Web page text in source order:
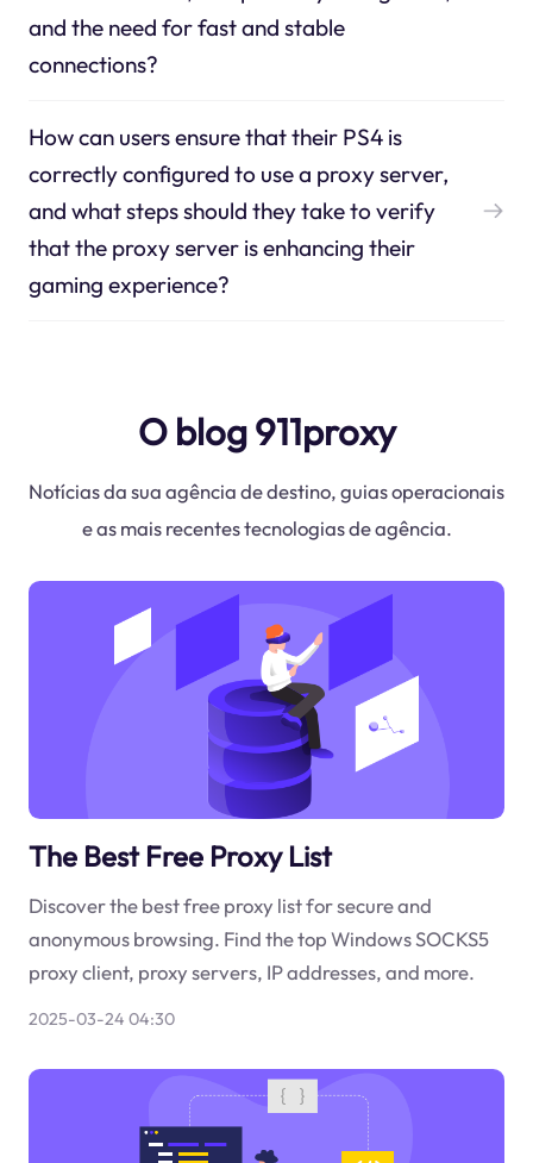
and the need for fast and stable
connections?
How can users ensure that their PS4 is
correctly configured to use a proxy server,
and what steps should they take to verify
that the proxy server is enhancing their
gaming experience?
O blog 911proxy
Notícias da sua agência de destino, guias operacionais
e as mais recentes tecnologias de agência.
The Best Free Proxy List
Discover the best free proxy list for secure and
anonymous browsing. Find the top Windows SOCKS5
proxy client, proxy servers, IP addresses, and more.
2025-03-24 04:30